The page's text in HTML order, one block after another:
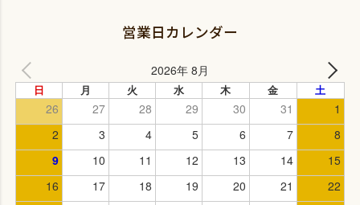
営業日カレンダー